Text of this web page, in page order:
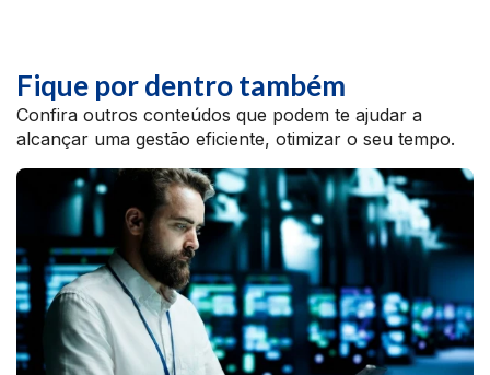
Fique por dentro também
Confira outros conteúdos que podem te ajudar a
alcançar uma gestão eficiente, otimizar o seu tempo.